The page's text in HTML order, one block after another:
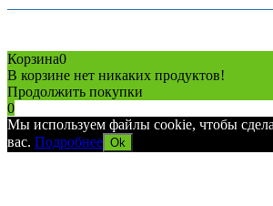
Корзина0
В корзине нет никаких продуктов!
Продолжить покупки
0
Мы используем файлы cookie, чтобы
вас. Подробнее Ok